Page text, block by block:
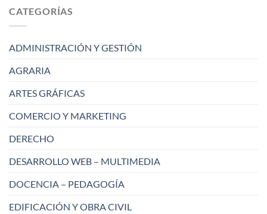
CATEGORÍAS
ADMINISTRACIÓN Y GESTIÓN
AGRARIA
ARTES GRÁFICAS
COMERCIO Y MARKETING
DERECHO
DESARROLLO WEB – MULTIMEDIA
DOCENCIA – PEDAGOGÍA
EDIFICACIÓN Y OBRA CIVIL